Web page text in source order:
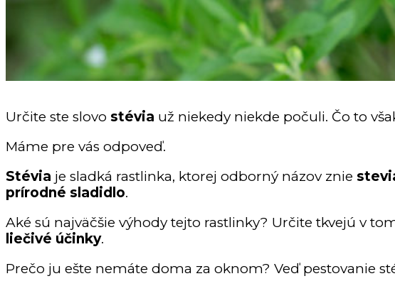
Určite ste slovo stévia už niekedy niekde počuli. Čo to
Máme pre vás odpoveď.
Stévia je sladká rastlinka, ktorej odborný názov znie
prírodné sladidlo.
Aké sú najväčšie výhody tejto rastlinky? Určite tkvejú v
liečivé účinky.
Prečo ju ešte nemáte doma za oknom? Veď pestovanie